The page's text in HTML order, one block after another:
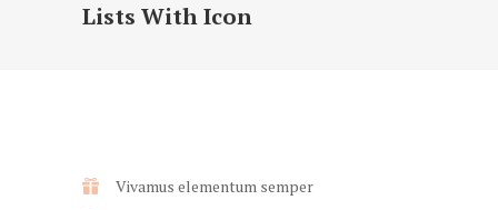
Lists With Icon
Vivamus elementum semper